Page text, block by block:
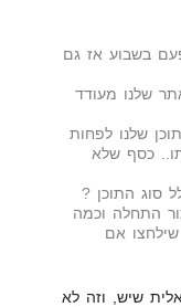
בשבוע אז גם
שלנו מעודד
שלנו לפחות
כסף שלא
התחלה וכמה
אם
שיש, וזה לא